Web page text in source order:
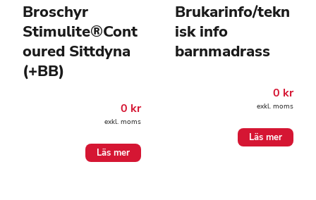
Broschyr
Stimulite®Cont
oured Sittdyna
(+BB)
0 kr
exkl. moms
Läs mer
Brukarinfo/tekn
isk info
barnmadrass
0 kr
exkl. moms
Läs mer